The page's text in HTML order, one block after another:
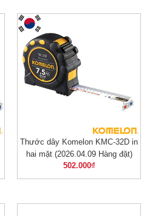
Thước dây Komelon KMC-32D in
hai mặt (2026.04.09 Hàng đặt)
502.000₫